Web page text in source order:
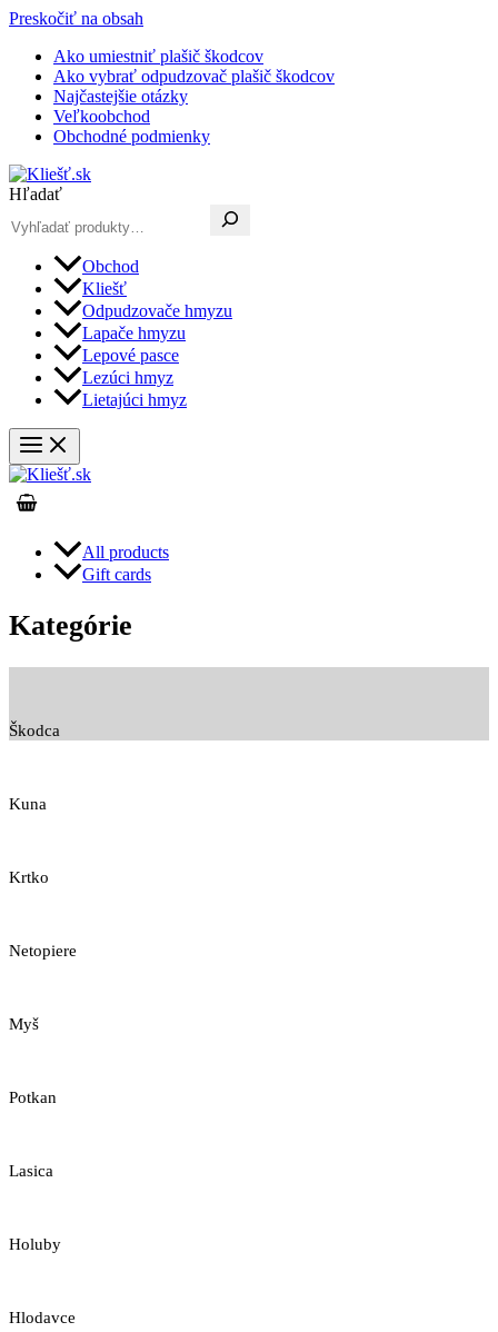
Preskočiť na obsah
Ako umiestniť plašič škodcov
Ako vybrať odpudzovač plašič škodcov
Najčastejšie otázky
Veľkoobchod
Obchodné podmienky
Hľadať
Obchod
Kliešť
Odpudzovače hmyzu
Lapače hmyzu
Lepové pasce
Lezúci hmyz
Lietajúci hmyz
All products
Gift cards
Kategórie
Škodca
Kuna
Krtko
Netopiere
Myš
Potkan
Lasica
Holuby
Hlodavce